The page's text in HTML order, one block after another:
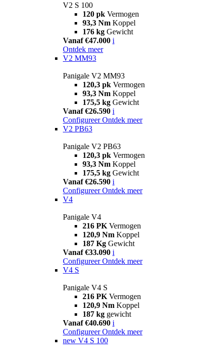
V2 S 100
120 pk Vermogen
93,3 Nm Koppel
176 kg Gewicht
Vanaf €47.000 i
Ontdek meer
V2 MM93
Panigale V2 MM93
120,3 pk Vermogen
93,3 Nm Koppel
175,5 kg Gewicht
Vanaf €26.590 i
Configureer Ontdek meer
V2 PB63
Panigale V2 PB63
120,3 pk Vermogen
93,3 Nm Koppel
175,5 kg Gewicht
Vanaf €26.590 i
Configureer Ontdek meer
V4
Panigale V4
216 PK Vermogen
120,9 Nm Koppel
187 Kg Gewicht
Vanaf €33.090 i
Configureer Ontdek meer
V4 S
Panigale V4 S
216 PK Vermogen
120,9 Nm Koppel
187 kg gewicht
Vanaf €40.690 i
Configureer Ontdek meer
new V4 S 100